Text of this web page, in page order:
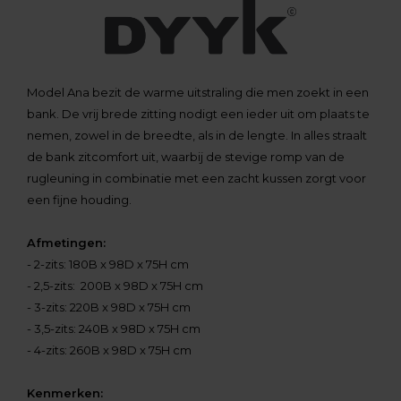
Model Ana bezit de warme uitstraling die men zoekt in een
bank. De vrij brede zitting nodigt een ieder uit om plaats te
nemen, zowel in de breedte, als in de lengte. In alles straalt
de bank zitcomfort uit, waarbij de stevige romp van de
rugleuning in combinatie met een zacht kussen zorgt voor
een fijne houding.
Afmetingen:
- 2-zits: 180B x 98D x 75H cm
- 2,5-zits: 200B x 98D x 75H cm
- 3-zits: 220B x 98D x 75H cm
- 3,5-zits: 240B x 98D x 75H cm
- 4-zits: 260B x 98D x 75H cm
Kenmerken: